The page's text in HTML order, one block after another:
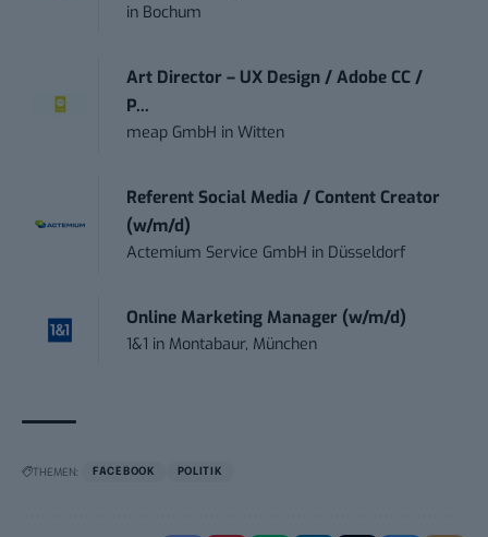
in Bochum
Art Director – UX Design / Adobe CC /
P...
meap GmbH inWitten
Referent Social Media / Content Creator
(w/m/d)
Actemium Service GmbH in Düsseldorf
Online Marketing Manager (w/m/d)
1&1 in Montabaur, München
THEMEN: FACEBOOK POLITIK